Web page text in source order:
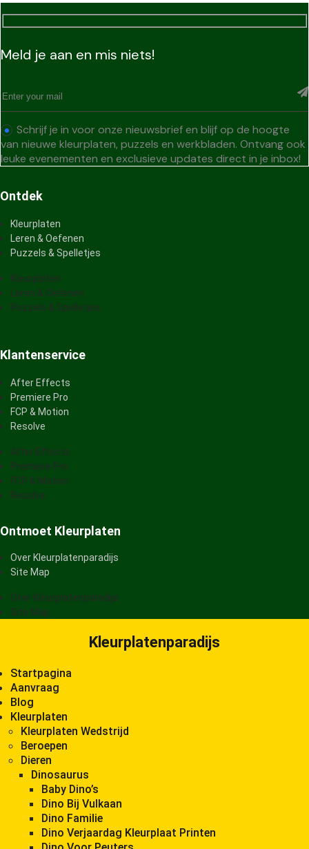
Meld je aan en mis niets!
Schrijf je in voor onze nieuwsbrief en blijf op de hoogte
van nieuwe kleurplaten, puzzels en werkbladen. Ontvang ook
leuke evenementen en exclusieve updates direct in je inbox!
Ontdek
Kleurplaten
Leren & Oefenen
Puzzels & Spelletjes
Kleurplaten
Leren & Oefenen
Puzzels & Spelletjes
Klantenservice
After Effects
Premiere Pro
FCP & Motion
Resolve
After Effects
Premiere Pro
FCP & Motion
Resolve
Ontmoet Kleurplaten
Over Kleurplatenparadijs
Site Map
Over Kleurplatenparadijs
Site Map
Kleurplatenparadijs
Startpagina
Aanvraag
Blog
Kleurplaten
Kleurplaten Wedstrijd
Beroepen
Dieren
Dinosaurus
Baby Dino’s
Dino Bij Vulkaan
Dino Familie
Dino Verjaardag Kleurplaat Printen